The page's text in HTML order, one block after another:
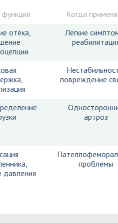
функция Когда
отёка,
Лёгкие
повреждение
артроз
давления
проблемы